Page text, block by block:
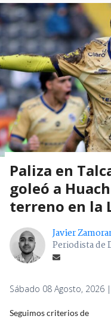
Paliza en
goleó a
terreno en la
Javier
Periodista de
Sábado 08 Agosto, 2026
Seguimos criterios de